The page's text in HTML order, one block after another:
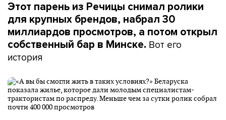
Этот парень из Речицы снимал ролики
для крупных брендов, набрал 30
миллиардов просмотров, а потом открыл
собственный бар в Минске. Вот его
история